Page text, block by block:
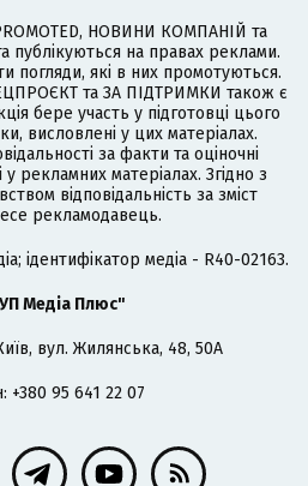
НОВИНИ КОМПАНІЙ та
на правах реклами.
погляди, які в них промотуються.
та ЗА ПІДТРИМКИ також є
бере участь у підготовці цього
висловлені у цих матеріалах.
за факти та оціночні
рекламних матеріалах. Згідно з
відповідальність за зміст
рекламодавець.
ідентифікатор медіа - R40-02163.
Медіа Плюс"
вул. Жилянська, 48, 50А
+380 95 641 22 07